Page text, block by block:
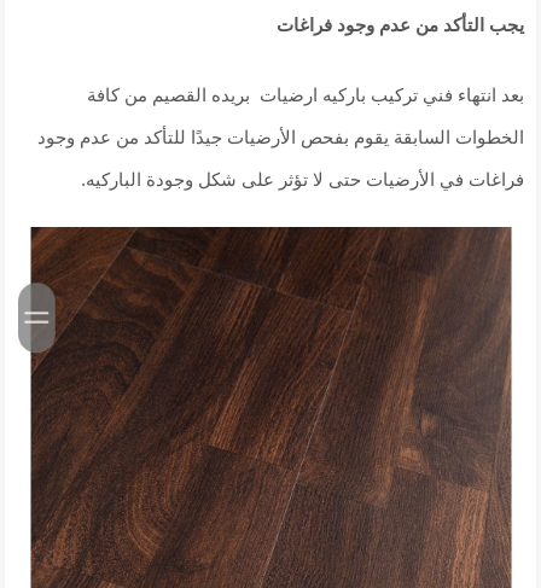
يجب التأكد من عدم وجود فراغات
بعد انتهاء فني تركيب باركيه ارضيات بريده القصيم من كافة
الخطوات السابقة يقوم بفحص الأرضيات جيدًا للتأكد من عدم وجود
فراغات في الأرضيات حتى لا تؤثر على شكل وجودة الباركيه.